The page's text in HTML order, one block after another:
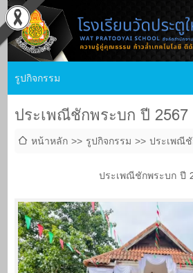
รูปกิจกรรม
ประเพณีชักพระบก ปี 2567
หน้าหลัก รูปกิจกรรม ประเพณี
ประเพณีชักพระบก ปี